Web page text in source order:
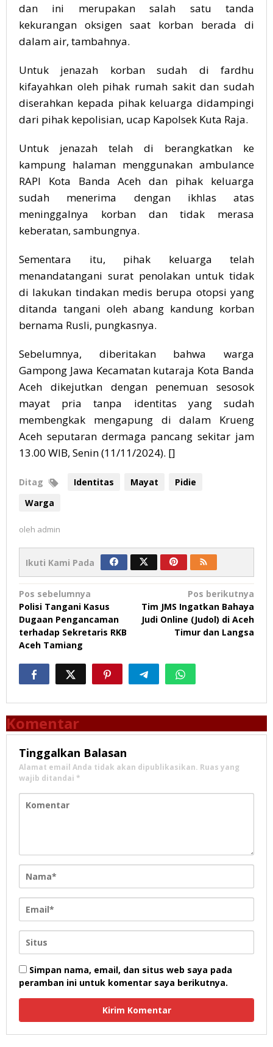
dan ini merupakan salah satu tanda
kekurangan oksigen saat korban berada di
dalam air, tambahnya.
Untuk jenazah korban sudah di fardhu
kifayahkan oleh pihak rumah sakit dan sudah
diserahkan kepada pihak keluarga didampingi
dari pihak kepolisian, ucap Kapolsek Kuta Raja.
Untuk jenazah telah di berangkatkan ke
kampung halaman menggunakan ambulance
RAPI Kota Banda Aceh dan pihak keluarga
sudah menerima dengan ikhlas atas
meninggalnya korban dan tidak merasa
keberatan, sambungnya.
Sementara itu, pihak keluarga telah
menandatangani surat penolakan untuk tidak
di lakukan tindakan medis berupa otopsi yang
ditanda tangani oleh abang kandung korban
bernama Rusli, pungkasnya.
Sebelumnya, diberitakan bahwa warga
Gampong Jawa Kecamatan kutaraja Kota Banda
Aceh dikejutkan dengan penemuan sesosok
mayat pria tanpa identitas yang sudah
membengkak mengapung di dalam Krueng
Aceh seputaran dermaga pancang sekitar jam
13.00 WIB, Senin (11/11/2024). []
Ditag Identitas Mayat
Pidie
Warga
oleh admin
Ikuti Kami Pada
Navigasi
pos
Pos sebelumnya
Polisi Tangani Kasus
Dugaan Pengancaman
terhadap Sekretaris RKB
Aceh Tamiang
Pos berikutnya
Tim JMS Ingatkan Bahaya
Judi Online (Judol) di Aceh
Timur dan Langsa
Komentar
Tinggalkan Balasan
Alamat email Anda tidak akan dipublikasikan. Ruas yang
wajib ditandai *
Simpan nama, email, dan situs web saya pada
peramban ini untuk komentar saya berikutnya.